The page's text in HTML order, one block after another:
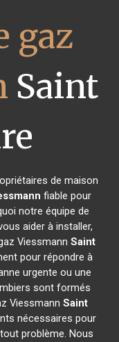
gaz
Saint
de maison
fiable pour
notre équipe de
aider à installer,
Viessmann Saint
pour répondre à
urgente ou une
sont formés
Viessmann Saint
nécessaires pour
problème. Nous